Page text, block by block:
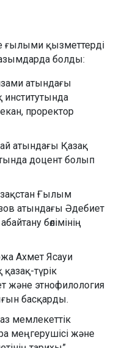
ғылыми қызметтерді
болды:
атындағы
институтында
проректор
атындағы Қазақ
доцент болып
Ғылым
атындағы Әдебиет
бөлімінің
Ахмет Ясауи
түрік
және этнофилология
басқарды.
мемлекеттік
меңгерушісі және